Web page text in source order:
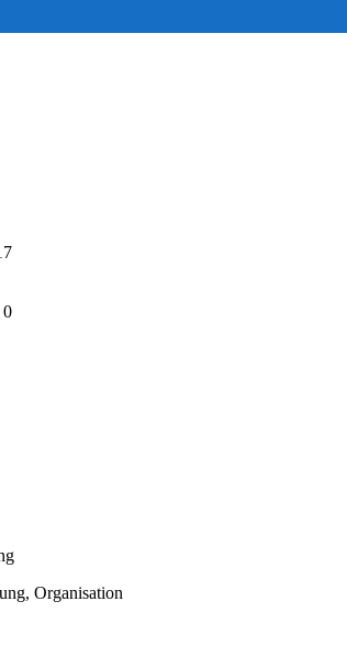
0
Organisation